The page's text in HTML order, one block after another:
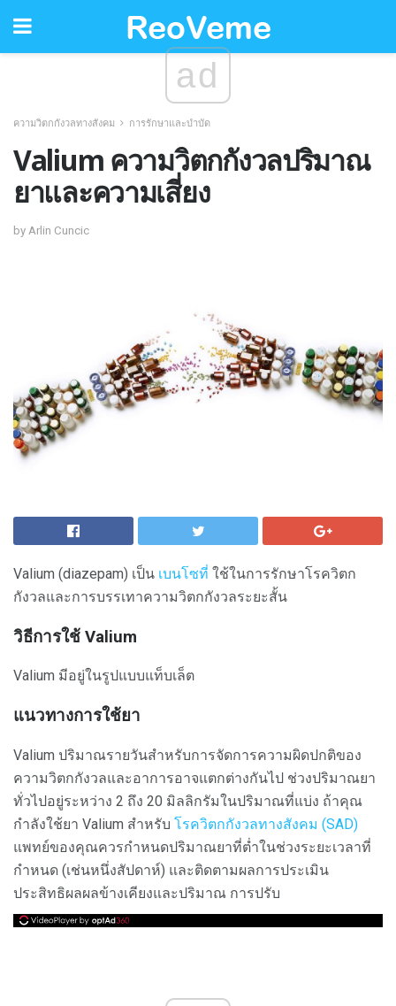
ad
ความวิตกกังวลทางสังคม การรักษาและบำบัด
Valium ความวิตกกังวลปริมาณ
ยาและความเสี่ยง
by Arlin Cuncic
Valium (diazepam) เป็น เบนโซที่ ใช้ในการรักษาโรควิตก
กังวลและการบรรเทาความวิตกกังวลระยะสั้น
วิธีการใช้ Valium
Valium มีอยู่ในรูปแบบแท็บเล็ต
แนวทางการใช้ยา
Valium ปริมาณรายวันสำหรับการจัดการความผิดปกติของ
ความวิตกกังวลและอาการอาจแตกต่างกันไป ช่วงปริมาณยา
ทั่วไปอยู่ระหว่าง 2 ถึง 20 มิลลิกรัมในปริมาณที่แบ่ง ถ้าคุณ
กำลังใช้ยา Valium สำหรับ โรควิตกกังวลทางสังคม (SAD)
แพทย์ของคุณควรกำหนดปริมาณยาที่ต่ำในช่วงระยะเวลาที่
กำหนด (เช่นหนึ่งสัปดาห์) และติดตามผลการประเมิน
ประสิทธิผลผลข้างเคียงและปริมาณ การปรับ